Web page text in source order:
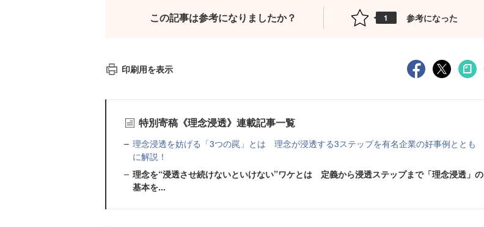
この記事は参考になりましたか？ 1 参考になった
印刷用を表示
特別寄稿《理念浸透》連載記事一覧
理念浸透を妨げる「3つの罠」とは 理念が浸透する3ステップを有名企業の好事例ととも
に解説！
理念を“浸透させ続けないといけない”ワケとは 定義から浸透ステップまで「理念浸透」の
基本を...